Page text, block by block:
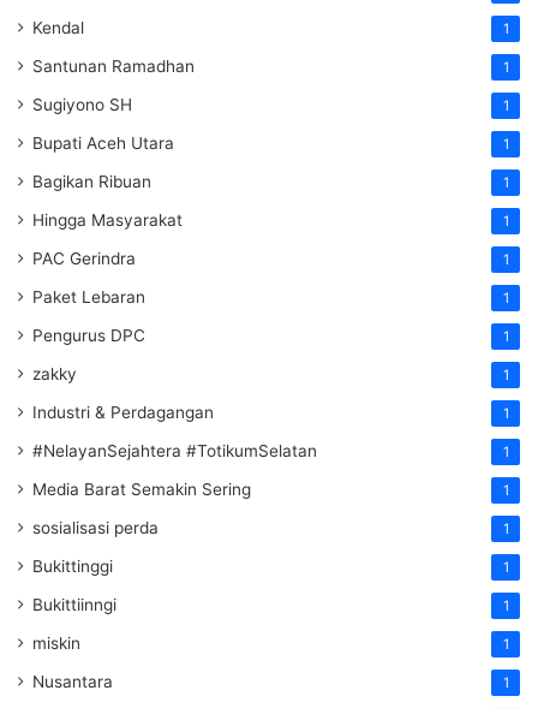
Kendal 1
Santunan Ramadhan 1
Sugiyono SH 1
Bupati Aceh Utara 1
Bagikan Ribuan 1
Hingga Masyarakat 1
PAC Gerindra 1
Paket Lebaran 1
Pengurus DPC 1
zakky 1
Industri & Perdagangan 1
#NelayanSejahtera #TotikumSelatan 1
Media Barat Semakin Sering 1
sosialisasi perda 1
Bukittinggi 1
Bukittiinngi 1
miskin 1
Nusantara 1